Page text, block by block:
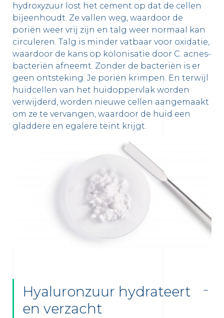
hydroxyzuur lost het cement op dat de cellen
bijeenhoudt. Ze vallen weg, waardoor de
poriën weer vrij zijn en talg weer normaal kan
circuleren. Talg is minder vatbaar voor oxidatie,
waardoor de kans op kolonisatie door C. acnes-
bacteriën afneemt. Zonder de bacteriën is er
geen ontsteking. Je poriën krimpen. En terwijl
huidcellen van het huidoppervlak worden
verwijderd, worden nieuwe cellen aangemaakt
om ze te vervangen, waardoor de huid een
gladdere en egalere teint krijgt.
Hyaluronzuur hydrateert
en verzacht